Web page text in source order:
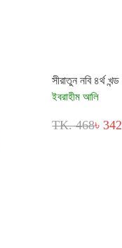
সীরাতুন নবি ৪র্থ খন্ড
ইবরাহীম আলি
TK. 468৳ 342